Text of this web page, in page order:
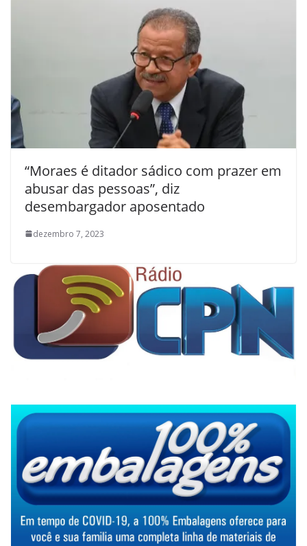
“Moraes é ditador sádico com prazer em
abusar das pessoas”, diz
desembargador aposentado
dezembro 7, 2023